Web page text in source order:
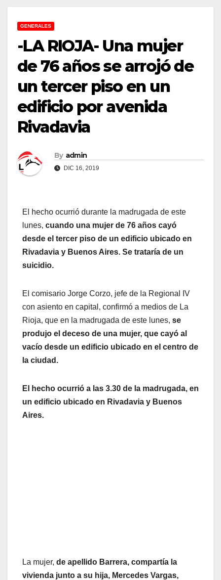
GENERALES
-LA RIOJA- Una mujer
de 76 años se arrojó de
un tercer piso en un
edificio por avenida
Rivadavia
By admin
DIC 16, 2019
El hecho ocurrió durante la madrugada de este
lunes, cuando una mujer de 76 años cayó
desde el tercer piso de un edificio ubicado en
Rivadavia y Buenos Aires. Se trataría de un
suicidio.
El comisario Jorge Corzo, jefe de la Regional IV
con asiento en capital, confirmó a medios de La
Rioja, que en la madrugada de este lunes, se
produjo el deceso de una mujer, que cayó al
vacío desde un edificio ubicado en el centro de
la ciudad.
El hecho ocurrió a las 3.30 de la madrugada, en
un edificio ubicado en Rivadavia y Buenos
Aires.
La mujer, de apellido Barrera, compartía la
vivienda junto a su hija, Mercedes Vargas,